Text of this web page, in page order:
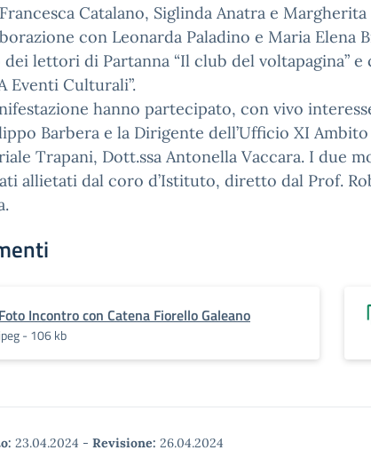
Catalano, Siglinda Anatra e Margherita
con Leonarda Paladino e Maria Elena
lettori di Partanna “Il club del voltapagina” e
Eventi Culturali”.
hanno partecipato, con vivo
Barbera e la Dirigente dell’Ufficio XI Ambito
Trapani, Dott.ssa Antonella Vaccara. I due
allietati dal coro d’Istituto, diretto dal Prof.
Foto Incontro con Catena Fiorello Galeano
jpeg - 106 kb
23.04.2024 - Revisione: 26.04.2024